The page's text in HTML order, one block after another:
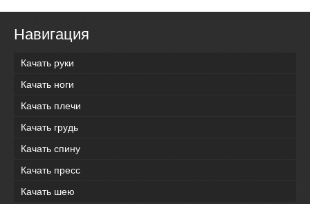
Навигация
Качать руки
Качать ноги
Качать плечи
Качать грудь
Качать спину
Качать пресс
Качать шею